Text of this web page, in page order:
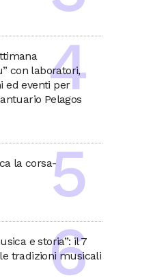
con laboratori,
ed eventi per
Pelagos
la corsa-
e storia”: il 7
tradizioni musicali